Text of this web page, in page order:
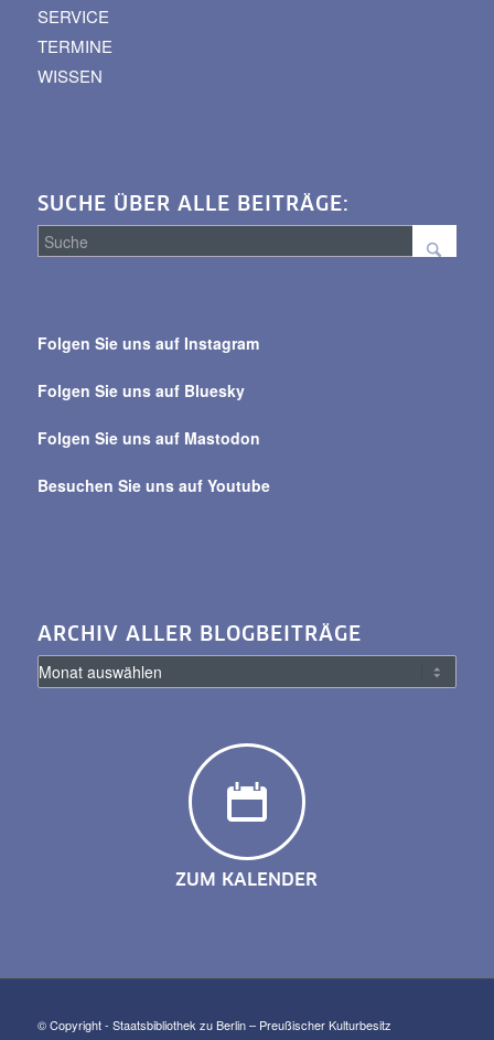
SERVICE
TERMINE
WISSEN
SUCHE ÜBER ALLE BEITRÄGE:
alle
Folgen Sie uns auf Instagram
Folgen Sie uns auf Bluesky
Folgen Sie uns auf Mastodon
Besuchen Sie uns auf Youtube
ARCHIV ALLER BLOGBEITRÄGE
ZUM KALENDER
© Copyright - Staatsbibliothek zu Berlin – Preußischer Kulturbesitz